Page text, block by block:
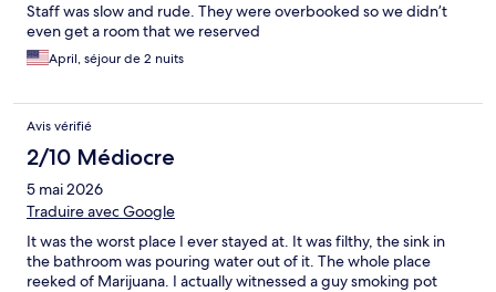
Staff was slow and rude. They were overbooked so we didn’t
even get a room that we reserved
April, séjour de 2 nuits
Avis vérifié
2/10 Médiocre
5 mai 2026
Traduire avec Google
It was the worst place I ever stayed at. It was filthy, the sink in
the bathroom was pouring water out of it. The whole place
reeked of Marijuana. I actually witnessed a guy smoking pot